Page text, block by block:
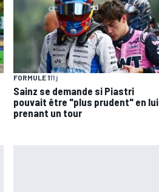
FORMULE 111 j
Sainz se demande si Piastri
pouvait être "plus prudent" en lui
prenant un tour